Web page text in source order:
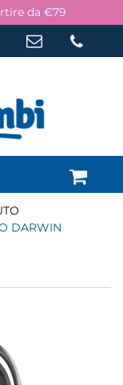
da €79
DARWIN